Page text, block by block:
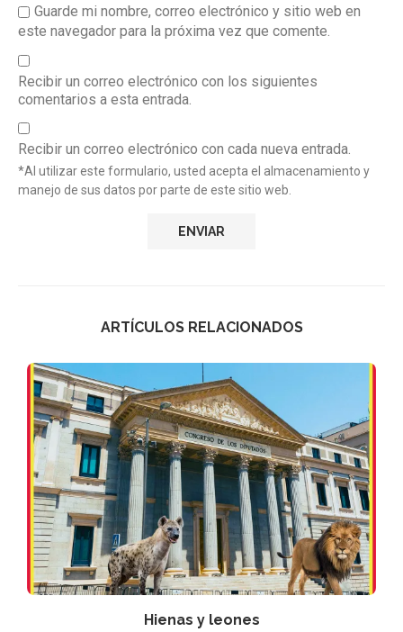
Guarde mi nombre, correo electrónico y sitio web en
este navegador para la próxima vez que comente.
Recibir un correo electrónico con los siguientes
comentarios a esta entrada.
Recibir un correo electrónico con cada nueva entrada.
*Al utilizar este formulario, usted acepta el almacenamiento y
manejo de sus datos por parte de este sitio web.
ARTÍCULOS RELACIONADOS
Hienas y leones